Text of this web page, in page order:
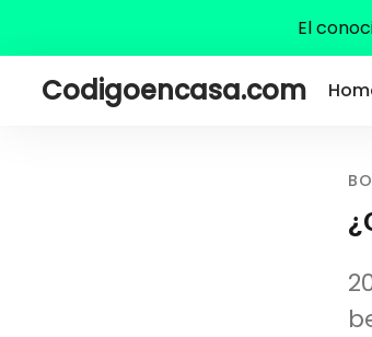
El
Codigoencasa.com